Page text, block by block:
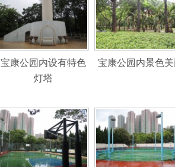
宝康公园内设有特色
灯塔
宝康公园内景色